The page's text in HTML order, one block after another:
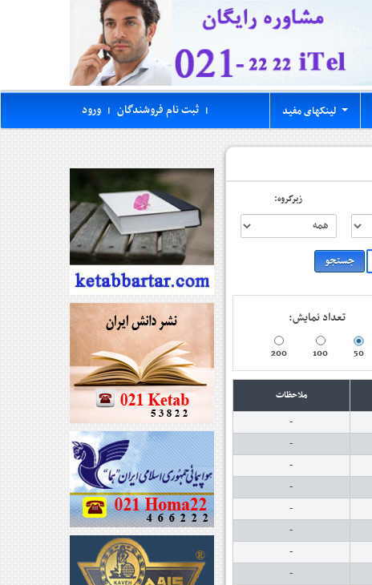
ورود | ثبت نام فروشندگان | لینکهای مفید
زیرگروه:
تعداد نمایش:
50
100
200
ملاحظات
-
-
-
-
-
-
-
-